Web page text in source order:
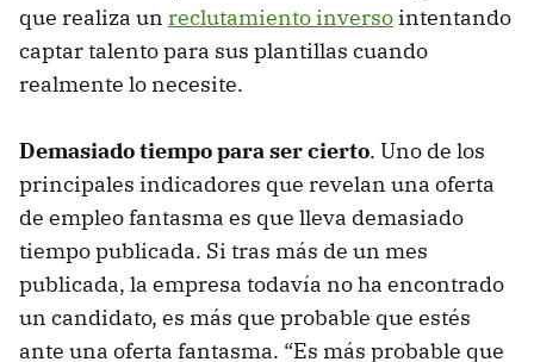
que realiza un reclutamiento inverso intentando
captar talento para sus plantillas cuando
realmente lo necesite.
Demasiado tiempo para ser cierto. Uno de los
principales indicadores que revelan una oferta
de empleo fantasma es que lleva demasiado
tiempo publicada. Si tras más de un mes
publicada, la empresa todavía no ha encontrado
un candidato, es más que probable que estés
ante una oferta fantasma. “Es más probable que